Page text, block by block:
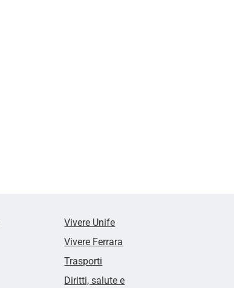
Vivere Unife
Vivere Ferrara
Trasporti
Diritti, salute e